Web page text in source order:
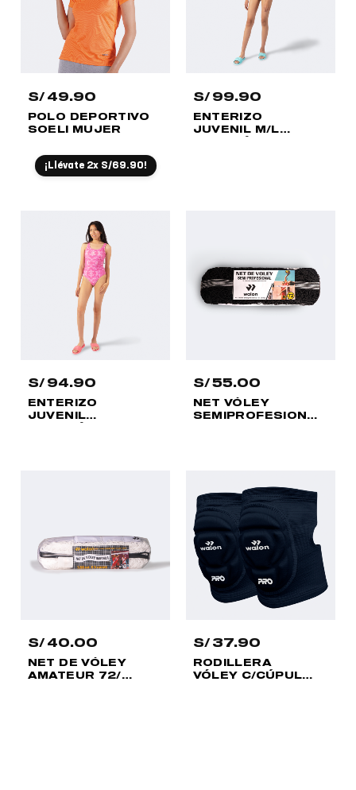
S/ 49.90
POLO DEPORTIVO
SOELI MUJER
¡Llévate 2x S/69.90!
S/ 99.90
ENTERIZO
JUVENIL M/L
S/ 94.90
ENTERIZO
JUVENIL
S/ 55.00
NET VÓLEY
SEMIPROFESIONAL
S/ 40.00
NET DE VÓLEY
AMATEUR 72/
S/ 37.90
RODILLERA
VÓLEY C/CÚPULA